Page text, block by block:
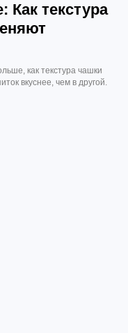
Как текстура
как текстура чашки
вкуснее, чем в другой.